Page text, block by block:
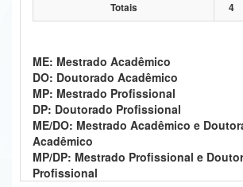
Ministério da Mulher, da Família e dos Direitos Humanos
Secretaria de Governo
Gabinete de Segurança Institucional
Advocacia-Geral da União
Banco Central do Brasil
Totais 4
ME: Mestrado Acadêmico
DO: Doutorado Acadêmico
MP: Mestrado Profissional
DP: Doutorado Profissional
ME/DO: Mestrado Acadêmico e
Acadêmico
MP/DP: Mestrado Profissional e
Profissional